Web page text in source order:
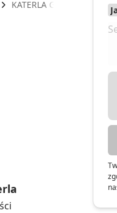
KATERLA GROUP